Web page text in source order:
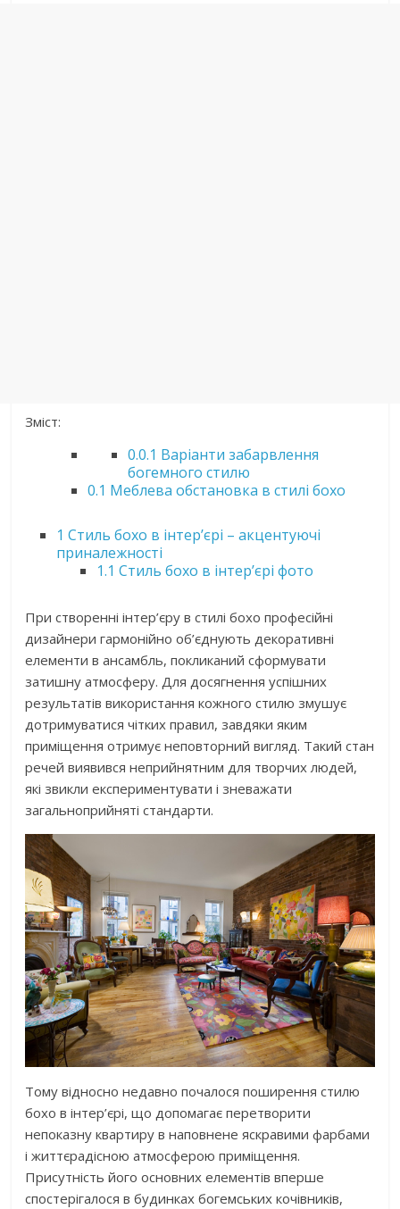
Зміст:
0.0.1 Варіанти забарвлення
богемного стилю
0.1 Меблева обстановка в стилі бохо
1 Стиль бохо в інтер’єрі – акцентуючі
приналежності
1.1 Стиль бохо в інтер’єрі фото
При створенні інтер’єру в стилі бохо професійні
дизайнери гармонійно об’єднують декоративні
елементи в ансамбль, покликаний сформувати
затишну атмосферу. Для досягнення успішних
результатів використання кожного стилю змушує
дотримуватися чітких правил, завдяки яким
приміщення отримує неповторний вигляд. Такий стан
речей виявився неприйнятним для творчих людей,
які звикли експериментувати і зневажати
загальноприйняті стандарти.
Тому відносно недавно почалося поширення стилю
бохо в інтер’єрі, що допомагає перетворити
непоказну квартиру в наповнене яскравими фарбами
і життєрадісною атмосферою приміщення.
Присутність його основних елементів вперше
спостерігалося в будинках богемських кочівників,